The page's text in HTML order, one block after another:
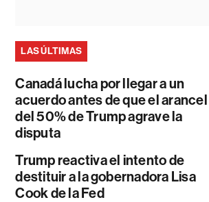
LAS ÚLTIMAS
Canadá lucha por llegar a un
acuerdo antes de que el arancel
del 50% de Trump agrave la
disputa
Trump reactiva el intento de
destituir a la gobernadora Lisa
Cook de la Fed